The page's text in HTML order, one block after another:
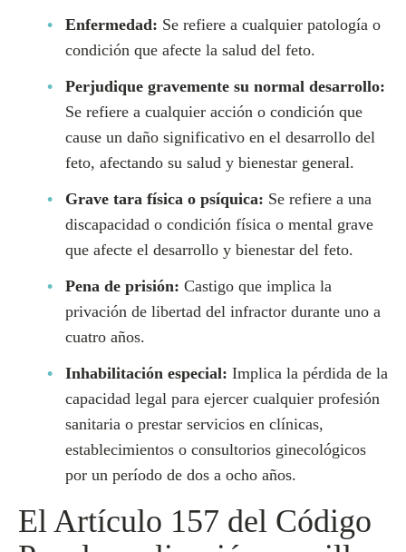
Enfermedad: Se refiere a cualquier patología o
condición que afecte la salud del feto.
Perjudique gravemente su normal desarrollo:
Se refiere a cualquier acción o condición que
cause un daño significativo en el desarrollo del
feto, afectando su salud y bienestar general.
Grave tara física o psíquica: Se refiere a una
discapacidad o condición física o mental grave
que afecte el desarrollo y bienestar del feto.
Pena de prisión: Castigo que implica la
privación de libertad del infractor durante uno a
cuatro años.
Inhabilitación especial: Implica la pérdida de la
capacidad legal para ejercer cualquier profesión
sanitaria o prestar servicios en clínicas,
establecimientos o consultorios ginecológicos
por un período de dos a ocho años.
El Artículo 157 del Código